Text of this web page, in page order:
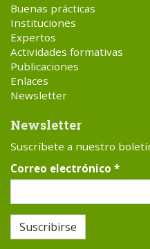
Buenas prácticas
Instituciones
Expertos
Actividades formativas
Publicaciones
Enlaces
Newsletter
Newsletter
Suscríbete a nuestro
Correo electrónico *
Suscribirse